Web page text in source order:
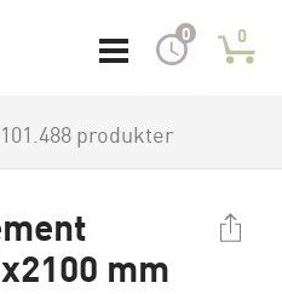
0 0
produkter
mm